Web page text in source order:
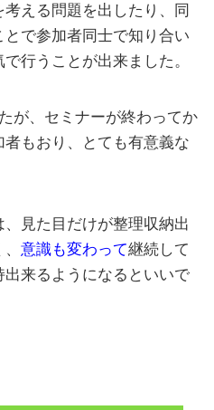
える問題を出したり、同
で参加者同士で知り合い
行うことが出来ました。
が、セミナーが終わってか
もおり、とても有意義な
見た目だけが整理収納出
、意識も変わって継続して
来るようになるといいで